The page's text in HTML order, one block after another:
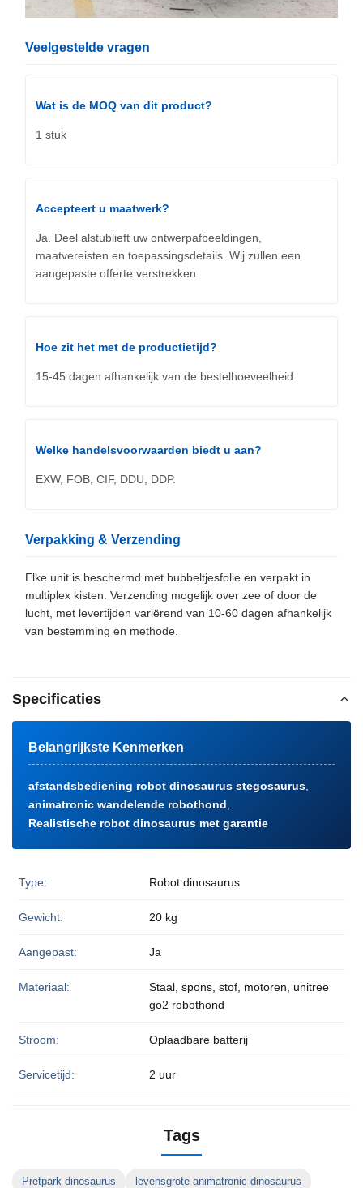
Veelgestelde vragen
Wat is de MOQ van dit product?
1 stuk
Accepteert u maatwerk?
Ja. Deel alstublieft uw ontwerpafbeeldingen,
maatvereisten en toepassingsdetails. Wij zullen een
aangepaste offerte verstrekken.
Hoe zit het met de productietijd?
15-45 dagen afhankelijk van de bestelhoeveelheid.
Welke handelsvoorwaarden biedt u aan?
EXW, FOB, CIF, DDU, DDP.
Verpakking & Verzending
Elke unit is beschermd met bubbeltjesfolie en verpakt in
multiplex kisten. Verzending mogelijk over zee of door de
lucht, met levertijden variërend van 10-60 dagen afhankelijk
van bestemming en methode.
Specificaties
Belangrijkste Kenmerken
afstandsbediening robot dinosaurus stegosaurus
animatronic wandelende robothond
Realistische robot dinosaurus met garantie
Type: Robot dinosaurus
Gewicht: 20 kg
Aangepast: Ja
Materiaal:
Staal, spons, stof, motoren, unitree
go2 robothond
Stroom: Oplaadbare batterij
Servicetijd: 2 uur
Tags
Pretpark dinosaurus levensgrote animatronic dinosaurus